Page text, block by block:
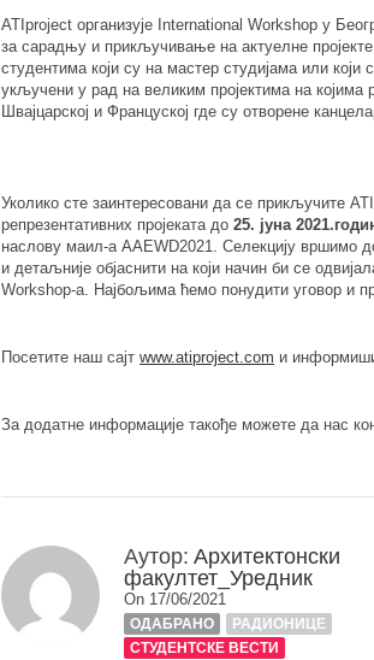
ATIproject организује International Workshop у
за сарадњу и прикључивање на актуелне
студентима који су на мастер студијама или
укључени у рад на великим пројектима на којима
Швајцарској и Француској где су отворене
Уколико сте заинтересовани да се прикључите
репрезентативних пројеката до 25. јуна
наслову маил-а AAЕWD2021. Селекцију вршимо
и детаљније објаснити на који начин би се
Workshop-a. Најбољима ћемо понудити уговор и
Посетите наш сајт www.atiproject.com и
За додатне информације такође можете да нас
Аутор: Архитектонски
факултет_Уредник
On 17/06/2021
ОДАБРАНО
РАДИОНИЦЕ
СТУДЕНТСКЕ ВЕСТИ